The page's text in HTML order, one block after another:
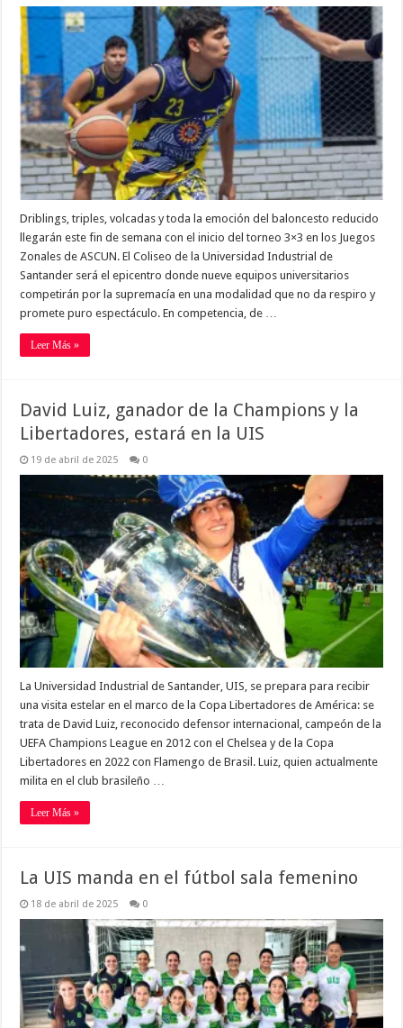
Driblings, triples, volcadas y toda la emoción del baloncesto reducido
llegarán este fin de semana con el inicio del torneo 3×3 en los Juegos
Zonales de ASCUN. El Coliseo de la Universidad Industrial de
Santander será el epicentro donde nueve equipos universitarios
competirán por la supremacía en una modalidad que no da respiro y
promete puro espectáculo. En competencia, de …
Leer Más »
David Luiz, ganador de la Champions y la
Libertadores, estará en la UIS
19 de abril de 2025 0
La Universidad Industrial de Santander, UIS, se prepara para recibir
una visita estelar en el marco de la Copa Libertadores de América: se
trata de David Luiz, reconocido defensor internacional, campeón de la
UEFA Champions League en 2012 con el Chelsea y de la Copa
Libertadores en 2022 con Flamengo de Brasil. Luiz, quien actualmente
milita en el club brasileño …
Leer Más »
La UIS manda en el fútbol sala femenino
18 de abril de 2025 0